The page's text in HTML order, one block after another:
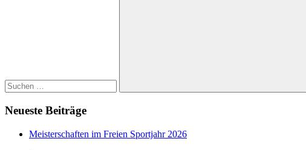
Suchen
Neueste Beiträge
Meisterschaften im Freien Sportjahr 2026